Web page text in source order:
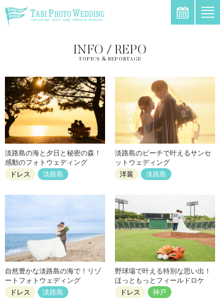
INFO / REPO
TOPICS & REPORTAGE
淡路島の海と夕日と秘密の森！
感動のフォトウェディング
ドレス
淡路島
淡路島のビーチで叶えるサンセ
ットウェディング
洋装
淡路島
自然豊かな淡路島の海で！リゾ
ートフォトウェディング
ドレス
淡路島
野球場で叶える特別な思い出！
ほっともっとフィールドロケ
ドレス
神戸